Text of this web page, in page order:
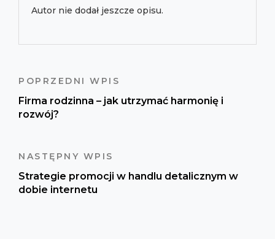
Autor nie dodał jeszcze opisu.
POPRZEDNI WPIS
Firma rodzinna – jak utrzymać harmonię i
rozwój?
NASTĘPNY WPIS
Strategie promocji w handlu detalicznym w
dobie internetu